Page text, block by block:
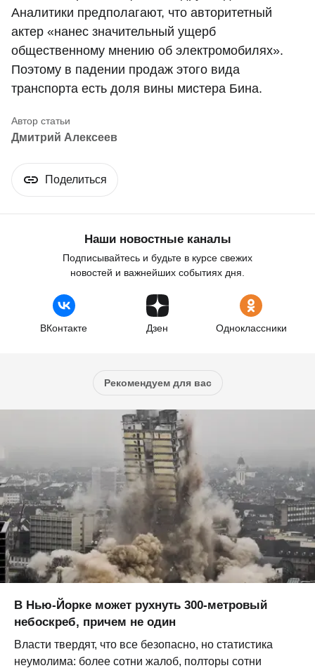
Аналитики предполагают, что авторитетный
актер «нанес значительный ущерб
общественному мнению об электромобилях».
Поэтому в падении продаж этого вида
транспорта есть доля вины мистера Бина.
Дмитрий Алексеев
Поделиться
Наши новостные каналы
Подписывайтесь и будьте в курсе свежих
новостей и важнейших событиях дня.
ВКонтакте Дзен Одноклассники
Рекомендуем для вас
В Нью-Йорке может рухнуть 300-метровый
небоскреб, причем не один
Власти твердят, что все безопасно, но статистика
неумолима: более сотни жалоб, полторы сотни